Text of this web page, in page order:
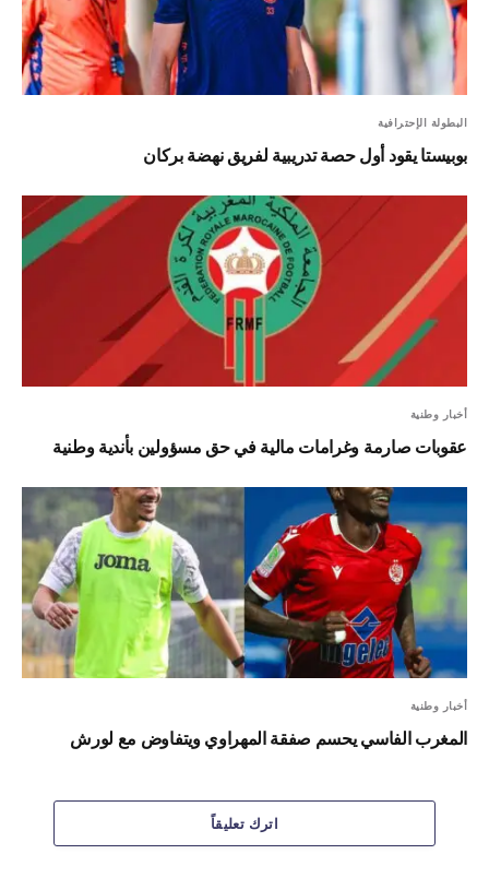
البطولة الإحترافية
بوبيستا يقود أول حصة تدريبية لفريق نهضة بركان
أخبار وطنية
عقوبات صارمة وغرامات مالية في حق مسؤولين بأندية وطنية
أخبار وطنية
المغرب الفاسي يحسم صفقة المهراوي ويتفاوض مع لورش
اترك تعليقاً